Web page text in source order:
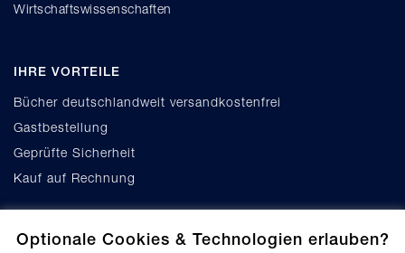
Optionale Cookies & Technologien erlauben?
Wirtschaftswissenschaften
IHRE VORTEILE
Bücher deutschlandweit versandkostenfrei
Gastbestellung
Geprüfte Sicherheit
Kauf auf Rechnung